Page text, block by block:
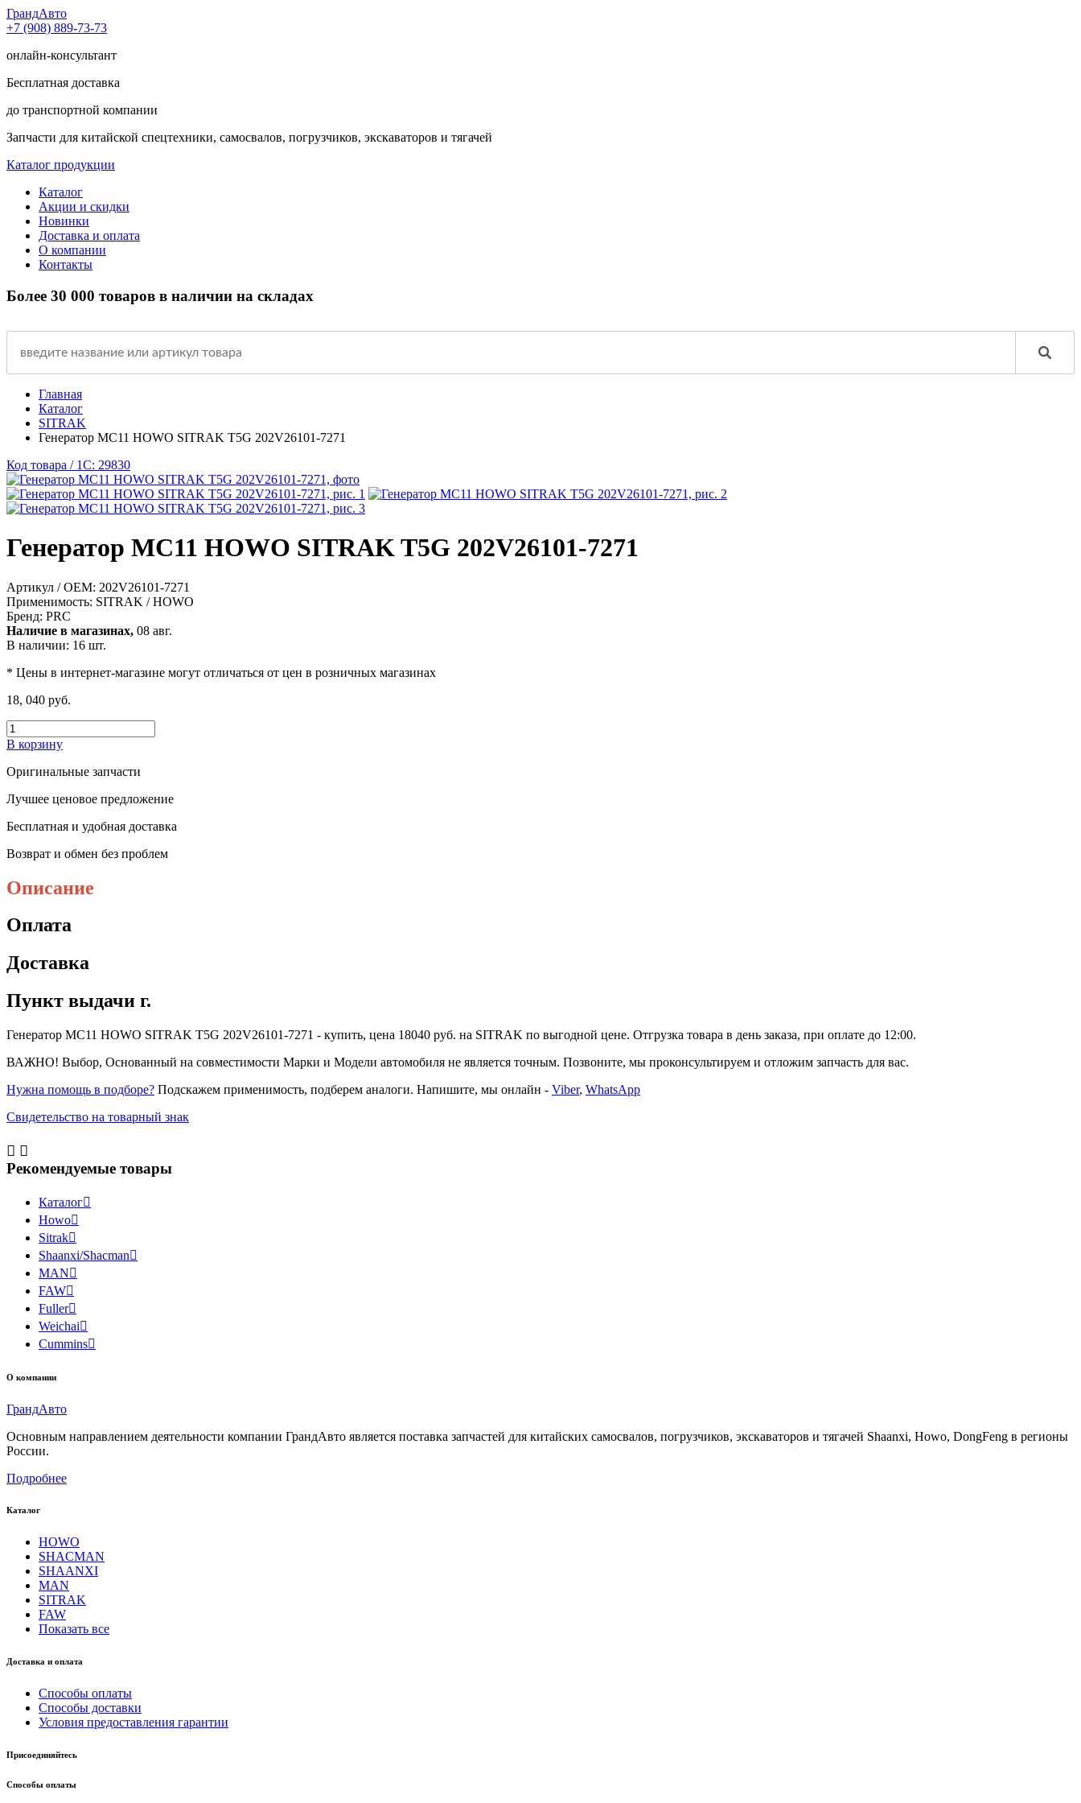
ГрандАвто
+7 (908) 889-73-73
онлайн-консультант
Бесплатная доставка
до транспортной компании
Запчасти для китайской спецтехники, самосвалов, погрузчиков, экскаваторов и тягачей
Каталог продукции
Каталог
Акции и скидки
Новинки
Доставка и оплата
О компании
Контакты
Более 30 000 товаров в наличии на складах
Главная
Каталог
SITRAK
Генератор MC11 HOWO SITRAK T5G 202V26101-7271
Код товара / 1C: 29830
Генератор MC11 HOWO SITRAK T5G 202V26101-7271
Артикул / OEM: 202V26101-7271
Применимость: SITRAK / HOWO
Бренд: PRC
Наличие в магазинах, 08 авг.
В наличии: 16 шт.
* Цены в интернет-магазине могут отличаться от цен в розничных магазинах
18, 040 руб.
В корзину
Оригинальные запчасти
Лучшее ценовое предложение
Бесплатная и удобная доставка
Возврат и обмен без проблем
Описание
Оплата
Доставка
Пункт выдачи г.
Генератор MC11 HOWO SITRAK T5G 202V26101-7271 - купить, цена 18040 руб. на SITRAK по выгодной цене. Отгрузка товара в день заказа, при оплате до 12:00.
ВАЖНО! Выбор, Основанный на совместимости Марки и Модели автомобиля не является точным. Позвоните, мы проконсультируем и отложим запчасть для вас.
Нужна помощь в подборе? Подскажем применимость, подберем аналоги. Напишите, мы онлайн - Viber, WhatsApp
Свидетельство на товарный знак
 
Рекомендуемые товары
Каталог
Howo
Sitrak
Shaanxi/Shacman
MAN
FAW
Fuller
Weichai
Cummins
О компании
ГрандАвто
Основным направлением деятельности компании ГрандАвто является поставка запчастей для китайских самосвалов, погрузчиков, экскаваторов и тягачей Shaanxi, Howo, DongFeng в регионы
России.
Подробнее
Каталог
HOWO
SHACMAN
SHAANXI
MAN
SITRAK
FAW
Показать все
Доставка и оплата
Способы оплаты
Способы доставки
Условия предоставления гарантии
Присоединяйтесь
Способы оплаты